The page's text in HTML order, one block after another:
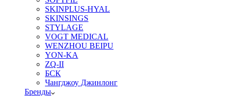
SKINPLUS-HYAL
SKINSINGS
STYLAGE
VOGT MEDICAL
WENZHOU BEIPU
YON-KA
ZQ-II
БСК
Чангджоу Джинлонг
Бренды